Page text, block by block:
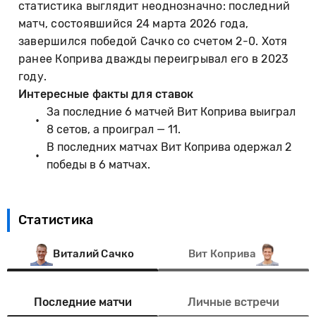
статистика выглядит неоднозначно: последний
матч, состоявшийся 24 марта 2026 года,
завершился победой Сачко со счетом 2-0. Хотя
ранее Коприва дважды переигрывал его в 2023
году.
Интересные факты для ставок
За последние 6 матчей Вит Коприва выиграл
8 сетов, а проиграл — 11.
В последних матчах Вит Коприва одержал 2
победы в 6 матчах.
Статистика
Виталий Сачко Вит Коприва
Последние матчи Личные встречи